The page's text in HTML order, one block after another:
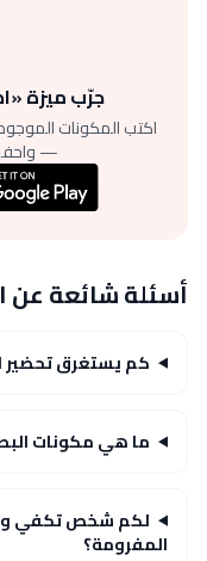
جرّب ميزة
اكتب المكونات
—
أسئلة شائعة عن
كم يستغرق تحضير
ما هي مكونات
لكم شخص تكفي
المفرومة؟